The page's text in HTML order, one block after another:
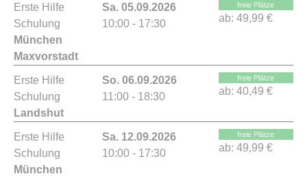
Erste Hilfe
Schulung
München
Maxvorstadt
Sa. 05.09.2026
10:00 - 17:30
freie Plätze
ab: 49,99 €
Erste Hilfe
Schulung
Landshut
So. 06.09.2026
11:00 - 18:30
freie Plätze
ab: 40,49 €
Erste Hilfe
Schulung
München
Sa. 12.09.2026
10:00 - 17:30
freie Plätze
ab: 49,99 €